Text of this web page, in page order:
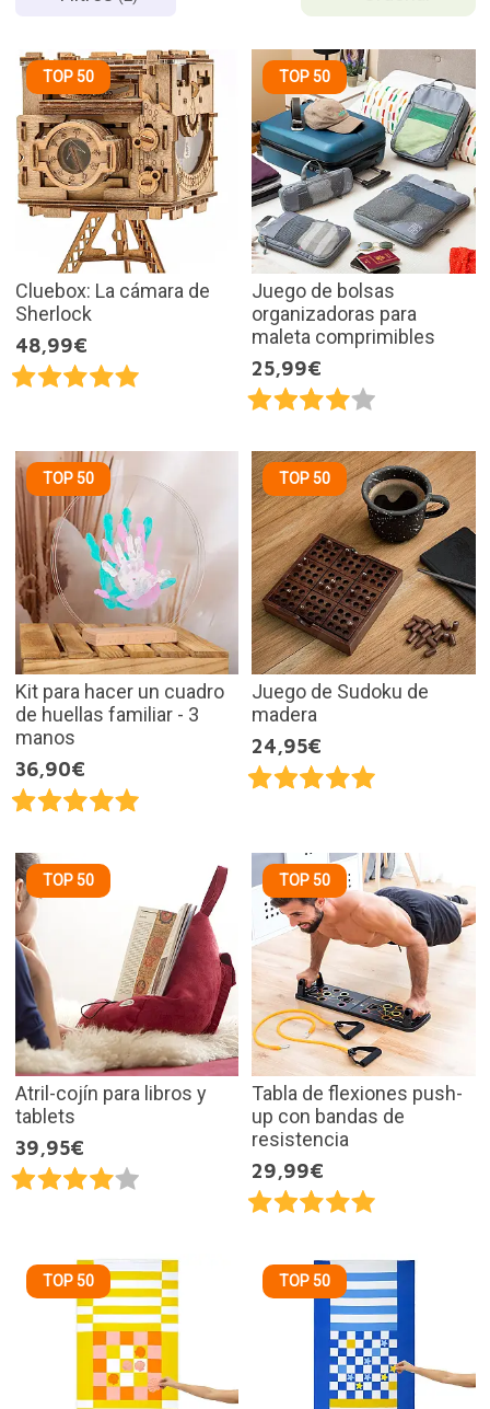
TOP 50
Cluebox: La cámara de
Sherlock
48,99€
TOP 50
Juego de bolsas
organizadoras para
maleta comprimibles
25,99€
TOP 50
Kit para hacer un cuadro
de huellas familiar - 3
manos
36,90€
TOP 50
Juego de Sudoku de
madera
24,95€
TOP 50
Atril-cojín para libros y
tablets
39,95€
TOP 50
Tabla de flexiones push-
up con bandas de
resistencia
29,99€
TOP 50 TOP 50